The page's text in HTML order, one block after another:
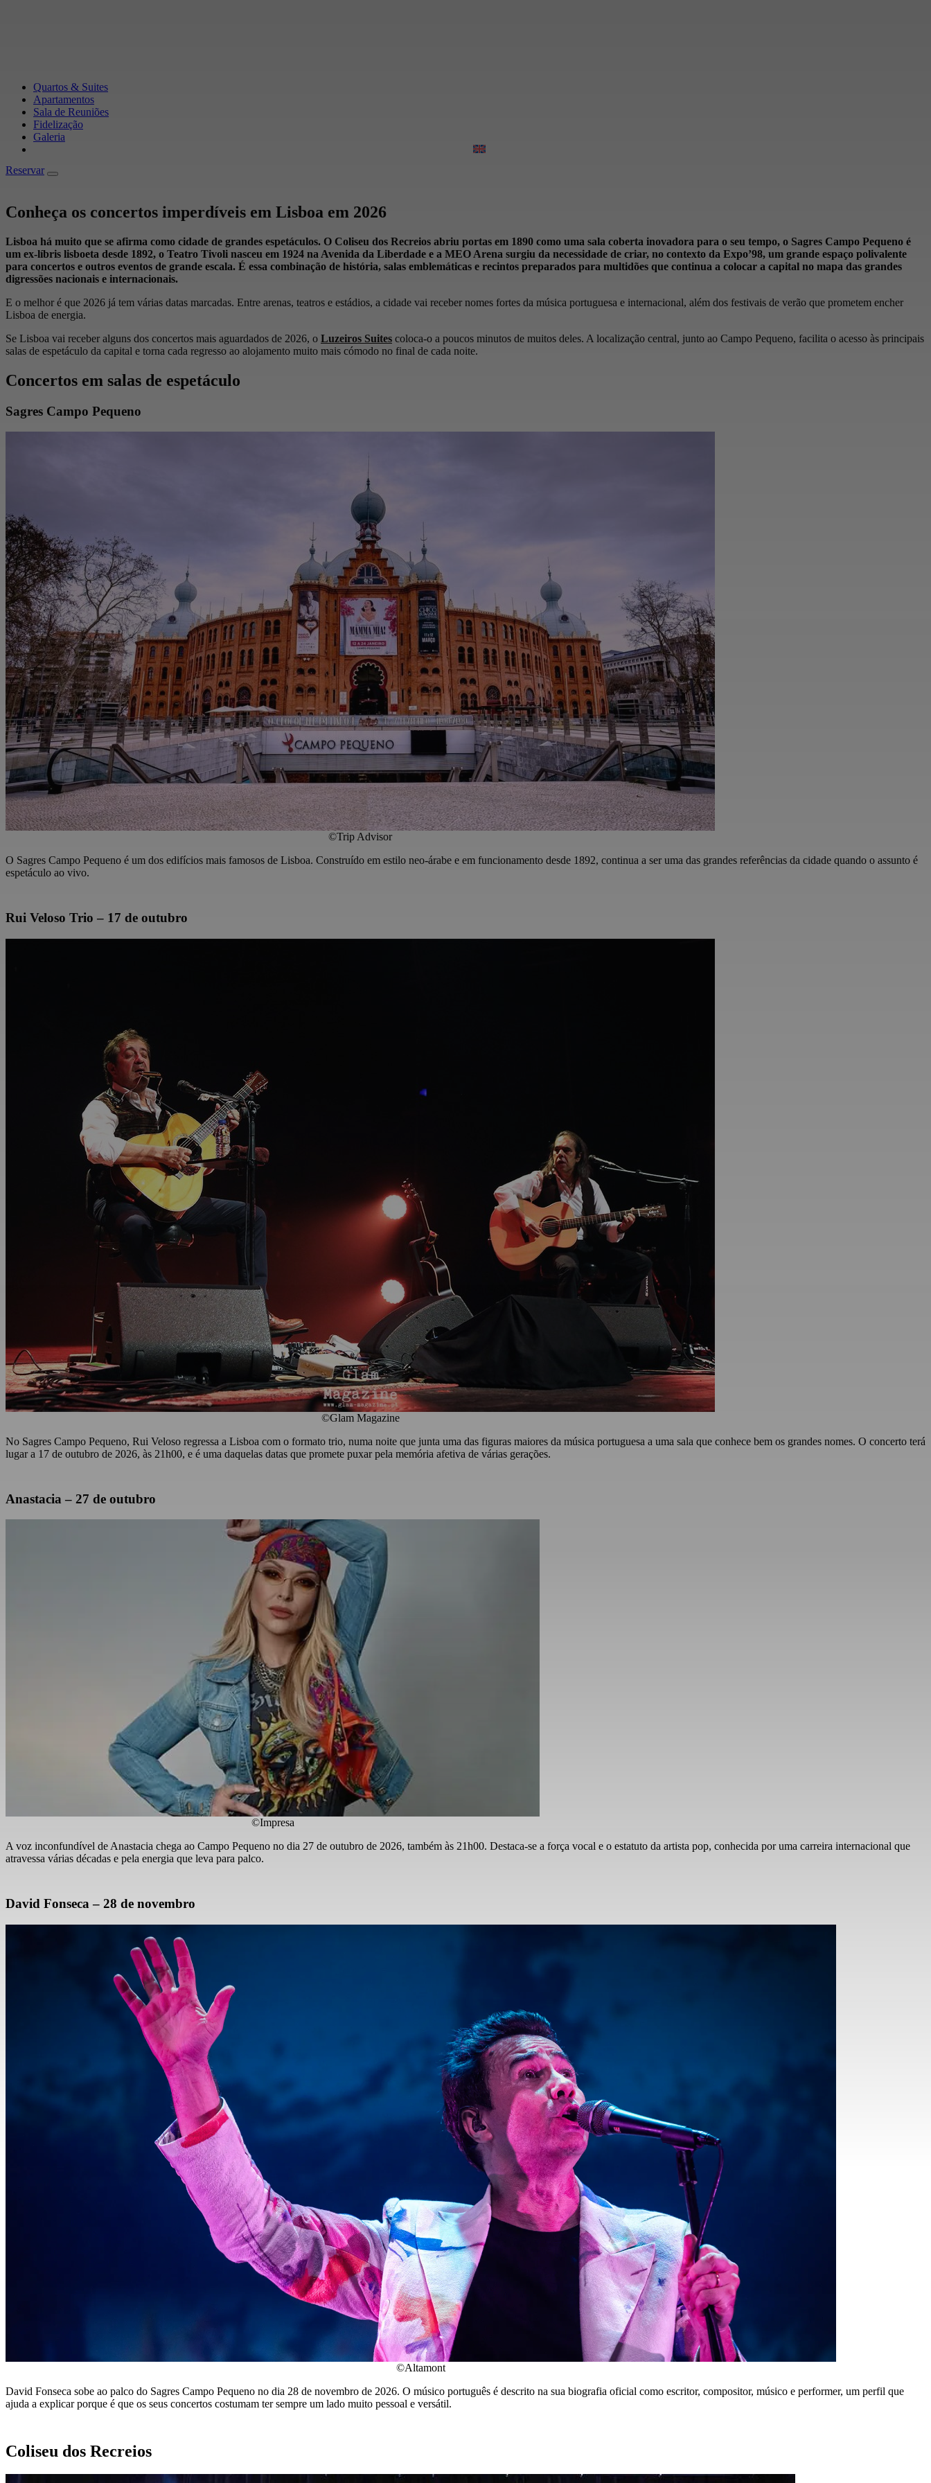
Quartos & Suites
Apartamentos
Sala de Reuniões
Fidelização
Galeria
Reservar
Conheça os concertos imperdíveis em Lisboa em 2026
Lisboa há muito que se afirma como cidade de grandes espetáculos. O Coliseu dos Recreios abriu portas em 1890 como uma sala coberta inovadora para o seu tempo, o Sagres Campo Pequeno é
um ex-líbris lisboeta desde 1892, o Teatro Tivoli nasceu em 1924 na Avenida da Liberdade e a MEO Arena surgiu da necessidade de criar, no contexto da Expo’98, um grande espaço polivalente
para concertos e outros eventos de grande escala. É essa combinação de história, salas emblemáticas e recintos preparados para multidões que continua a colocar a capital no mapa das grandes
digressões nacionais e internacionais.
E o melhor é que 2026 já tem várias datas marcadas. Entre arenas, teatros e estádios, a cidade vai receber nomes fortes da música portuguesa e internacional, além dos festivais de verão que prometem encher
Lisboa de energia.
Se Lisboa vai receber alguns dos concertos mais aguardados de 2026, o Luzeiros Suites coloca-o a poucos minutos de muitos deles. A localização central, junto ao Campo Pequeno, facilita o acesso às principais
salas de espetáculo da capital e torna cada regresso ao alojamento muito mais cómodo no final de cada noite.
Concertos em salas de espetáculo
Sagres Campo Pequeno
©Trip Advisor
O Sagres Campo Pequeno é um dos edifícios mais famosos de Lisboa. Construído em estilo neo-árabe e em funcionamento desde 1892, continua a ser uma das grandes referências da cidade quando o assunto é
espetáculo ao vivo.
Rui Veloso Trio – 17 de outubro
©Glam Magazine
No Sagres Campo Pequeno, Rui Veloso regressa a Lisboa com o formato trio, numa noite que junta uma das figuras maiores da música portuguesa a uma sala que conhece bem os grandes nomes. O concerto terá
lugar a 17 de outubro de 2026, às 21h00, e é uma daquelas datas que promete puxar pela memória afetiva de várias gerações.
Anastacia – 27 de outubro
©Impresa
A voz inconfundível de Anastacia chega ao Campo Pequeno no dia 27 de outubro de 2026, também às 21h00. Destaca-se a força vocal e o estatuto da artista pop, conhecida por uma carreira internacional que
atravessa várias décadas e pela energia que leva para palco.
David Fonseca – 28 de novembro
©Altamont
David Fonseca sobe ao palco do Sagres Campo Pequeno no dia 28 de novembro de 2026. O músico português é descrito na sua biografia oficial como escritor, compositor, músico e performer, um perfil que
ajuda a explicar porque é que os seus concertos costumam ter sempre um lado muito pessoal e versátil.
Coliseu dos Recreios